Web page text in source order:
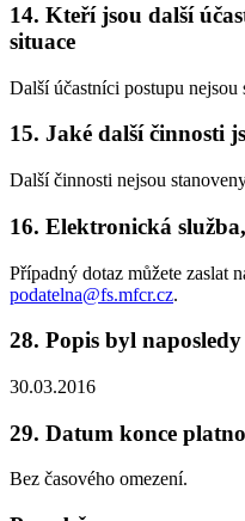
14. Kteří jsou další
situace
Další účastníci postupu nejsou
15. Jaké další činnosti
Další činnosti nejsou
16. Elektronická
Případný dotaz můžete zaslat
podatelna@fs.mfcr.cz.
28. Popis byl
30.03.2016
29. Datum konce
Bez časového omezení.